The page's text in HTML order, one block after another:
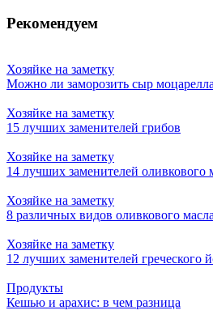
Рекомендуем
Хозяйке на заметку
Можно ли заморозить сыр моцарелла
Хозяйке на заметку
15 лучших заменителей грибов
Хозяйке на заметку
14 лучших заменителей оливкового
Хозяйке на заметку
8 различных видов оливкового масла
Хозяйке на заметку
12 лучших заменителей греческого
Продукты
Кешью и арахис: в чем разница